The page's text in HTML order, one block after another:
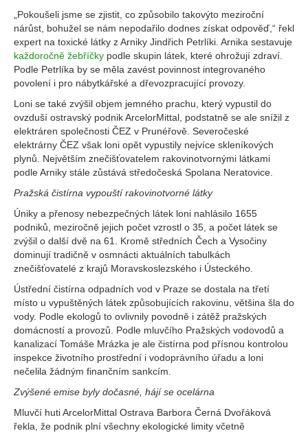
„Pokoušeli jsme se zjistit, co způsobilo takovýto meziroční
nárůst, bohužel se nám nepodařilo dodnes získat odpověď,“ řekl
expert na toxické látky z Arniky Jindřich Petrlíki. Arnika sestavuje
každoročně žebříčky podle skupin látek, které ohrožují zdraví.
Podle Petrlíka by se měla zavést povinnost integrovaného
povolení i pro nábytkářské a dřevozpracující provozy.
Loni se také zvýšil objem jemného prachu, který vypustil do
ovzduší ostravský podnik ArcelorMittal, podstatně se ale snížil z
elektráren společnosti ČEZ v Prunéřově. Severočeské
elektrárny ČEZ však loni opět vypustily nejvíce skleníkových
plynů. Největším znečišťovatelem rakovinotvornými látkami
podle Arniky stále zůstává středočeská Spolana Neratovice.
Pražská čistírna vypouští rakovinotvorné látky
Úniky a přenosy nebezpečných látek loni nahlásilo 1655
podniků, meziročně jejich počet vzrostl o 35, a počet látek se
zvýšil o další dvě na 61. Kromě středních Čech a Vysočiny
dominují tradičně v osmnácti aktuálních tabulkách
znečišťovatelé z krajů Moravskoslezského i Ústeckého.
Ústřední čistírna odpadních vod v Praze se dostala na třetí
místo u vypuštěných látek způsobujících rakovinu, většina šla do
vody. Podle ekologů to ovlivnily povodně i zátěž pražských
domácností a provozů. Podle mluvčího Pražských vodovodů a
kanalizací Tomáše Mrázka je ale čistírna pod přísnou kontrolou
inspekce životního prostřední i vodoprávního úřadu a loni
nečelila žádným finančním sankcím.
Zvýšené emise byly dočasné, hájí se ocelárna
Mluvčí huti ArcelorMittal Ostrava Barbora Černá Dvořáková
řekla, že podnik plní všechny ekologické limity včetně